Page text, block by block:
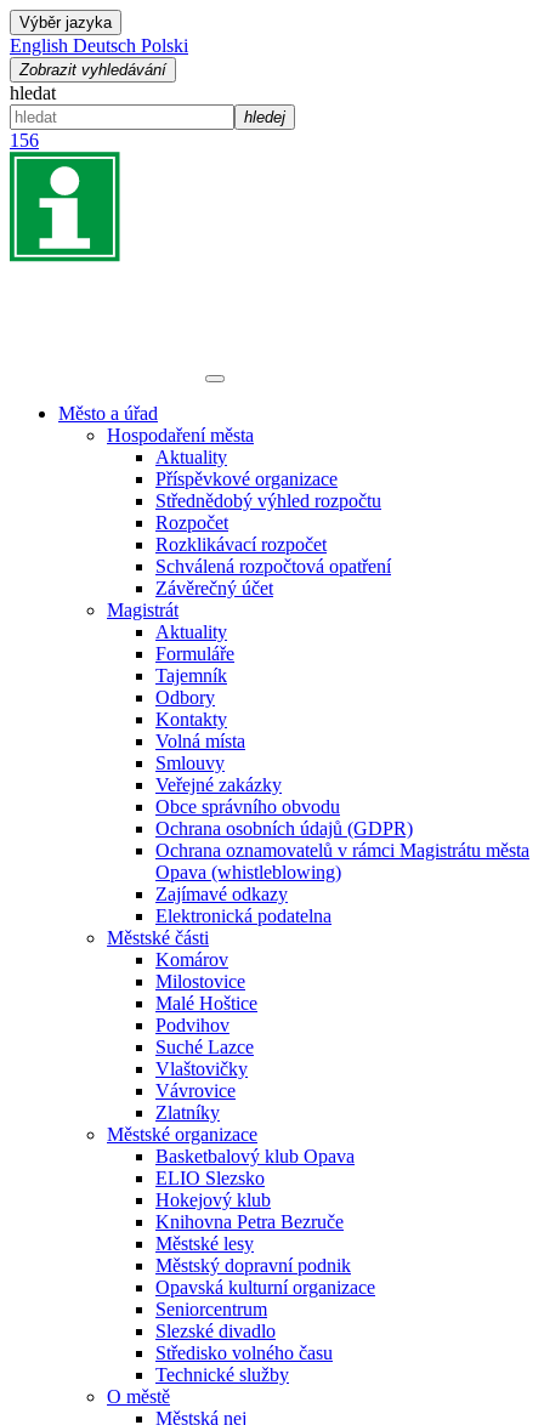
Výběr jazyka
English Deutsch Polski
Zobrazit vyhledávání
hledat
hledej
156
Město a úřad
Hospodaření města
Aktuality
Příspěvkové organizace
Střednědobý výhled rozpočtu
Rozpočet
Rozklikávací rozpočet
Schválená rozpočtová opatření
Závěrečný účet
Magistrát
Aktuality
Formuláře
Tajemník
Odbory
Kontakty
Volná místa
Smlouvy
Veřejné zakázky
Obce správního obvodu
Ochrana osobních údajů (GDPR)
Ochrana oznamovatelů v rámci Magistrátu města
Opava (whistleblowing)
Zajímavé odkazy
Elektronická podatelna
Městské části
Komárov
Milostovice
Malé Hoštice
Podvihov
Suché Lazce
Vlaštovičky
Vávrovice
Zlatníky
Městské organizace
Basketbalový klub Opava
ELIO Slezsko
Hokejový klub
Knihovna Petra Bezruče
Městské lesy
Městský dopravní podnik
Opavská kulturní organizace
Seniorcentrum
Slezské divadlo
Středisko volného času
Technické služby
O městě
Městská nej